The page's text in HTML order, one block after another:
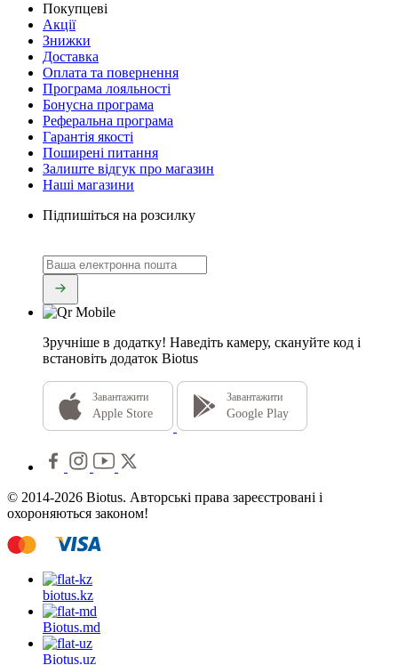
Покупцеві
Акції
Знижки
Доставка
Оплата та повернення
Програма лояльності
Бонусна програма
Реферальна програма
Гарантія якості
Поширені питання
Залиште відгук про магазин
Наші магазини
Підпишіться на розсилку
Зручніше в додатку! Наведіть камеру, скануйте код і
встановіть додаток Biotus
Завантажити
Apple Store
Завантажити
Google Play
© 2014-2026 Biotus. Авторські права зареєстровані і
охороняються законом!
biotus.kz
Biotus.md
Biotus.uz